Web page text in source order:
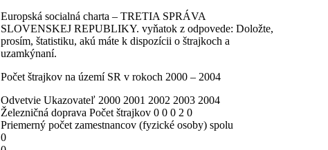
Europská socialná charta – TRETIA SPRÁVA
SLOVENSKEJ REPUBLIKY. vyňatok z odpovede: Doložte,
prosím, štatistiku, akú máte k dispozícii o štrajkoch a
uzamkýnaní.
Počet štrajkov na území SR v rokoch 2000 – 2004
Odvetvie Ukazovateľ 2000 2001 2002 2003 2004
Železničná doprava Počet štrajkov 0 0 0 2 0
Priemerný počet zamestnancov (fyzické osoby) spolu
0